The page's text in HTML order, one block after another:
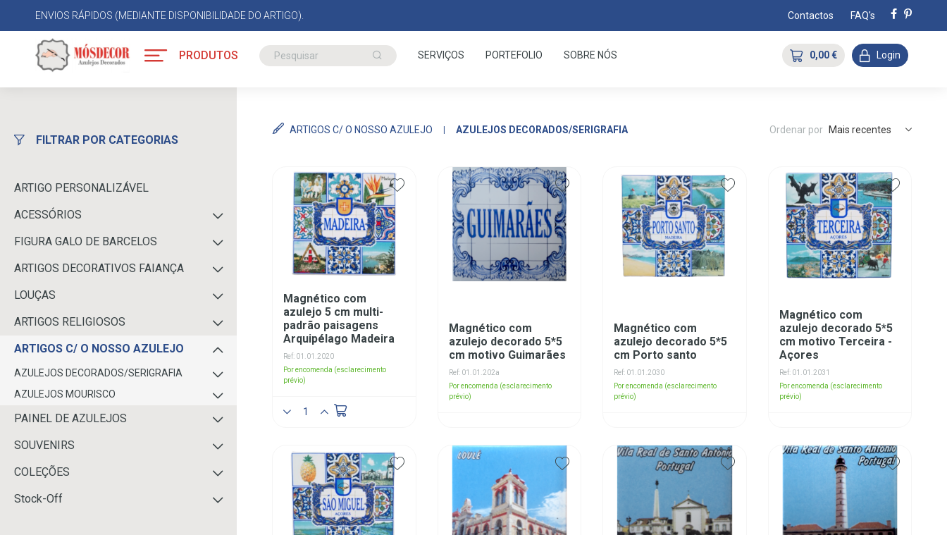
ENVIOS RÁPIDOS (MEDIANTE DISPONIBILIDADE DO ARTIGO). Contactos FAQ's
PRODUTOS SERVIÇOS PORTEFOLIO SOBRE NÓS 0,00 € Login
FILTRAR POR CATEGORIAS
ARTIGO PERSONALIZÁVEL
ACESSÓRIOS
FIGURA GALO DE BARCELOS
ARTIGOS DECORATIVOS FAIANÇA
LOUÇAS
ARTIGOS RELIGIOSOS
ARTIGOS C/ O NOSSO AZULEJO
AZULEJOS DECORADOS/SERIGRAFIA
AZULEJOS MOURISCO
PAINEL DE AZULEJOS
SOUVENIRS
COLEÇÕES
Stock-Off
ARTIGOS C/ O NOSSO AZULEJO AZULEJOS DECORADOS/SERIGRAFIA Ordenar por Mais recentes
Magnético com
azulejo 5 cm multi-
padrão paisagens
Arquipélago Madeira
Ref: 01.01.2020
Por encomenda (esclarecimento
prévio)
Magnético com
azulejo decorado 5*5
cm motivo Guimarães
Ref: 01.01.202a
Por encomenda (esclarecimento
prévio)
Magnético com
azulejo decorado 5*5
cm Porto santo
Ref: 01.01.2030
Por encomenda (esclarecimento
prévio)
Magnético com
azulejo decorado 5*5
cm motivo Terceira -
Açores
Ref: 01.01.2031
Por encomenda (esclarecimento
prévio)